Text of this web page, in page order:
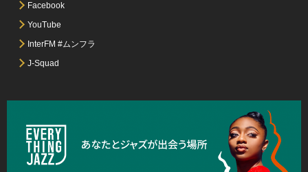
Facebook
YouTube
InterFM #ムンフラ
J-Squad